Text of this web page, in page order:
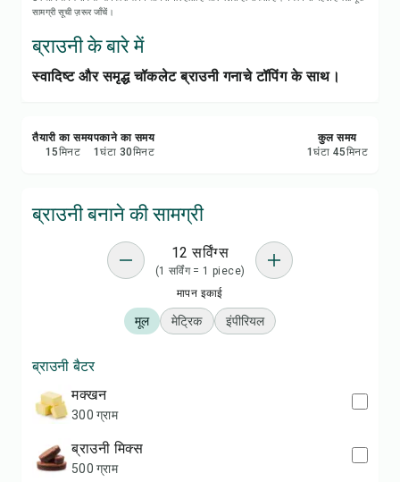
रेसिपी प्रिंट करें
सामग्री सूची ज़रूर जाँचें।
ब्राउनी के बारे में
स्वादिष्ट और समृद्ध चॉकलेट ब्राउनी गनाचे टॉपिंग के साथ।
तैयारी का समय
15मिनट
पकाने का समय
1 घंटा 30मिनट
कुल समय
1 घंटा 45मिनट
ब्राउनी बनाने की सामग्री
12 सर्विंग्स
(1 सर्विंग = 1 piece)
मापन इकाई
मूल मेट्रिक इंपीरियल
ब्राउनी बैटर
मक्खन
300 ग्राम
ब्राउनी मिक्स
500 ग्राम